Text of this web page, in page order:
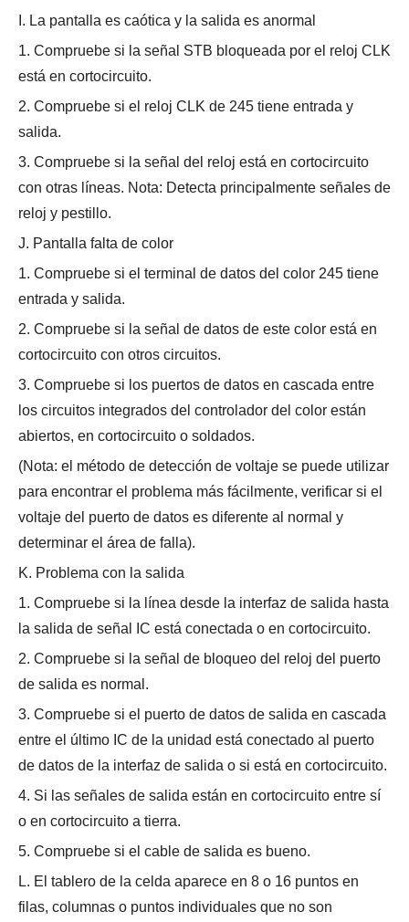
I. La pantalla es caótica y la salida es anormal
1. Compruebe si la señal STB bloqueada por el reloj CLK
está en cortocircuito.
2. Compruebe si el reloj CLK de 245 tiene entrada y
salida.
3. Compruebe si la señal del reloj está en cortocircuito
con otras líneas. Nota: Detecta principalmente señales de
reloj y pestillo.
J. Pantalla falta de color
1. Compruebe si el terminal de datos del color 245 tiene
entrada y salida.
2. Compruebe si la señal de datos de este color está en
cortocircuito con otros circuitos.
3. Compruebe si los puertos de datos en cascada entre
los circuitos integrados del controlador del color están
abiertos, en cortocircuito o soldados.
(Nota: el método de detección de voltaje se puede utilizar
para encontrar el problema más fácilmente, verificar si el
voltaje del puerto de datos es diferente al normal y
determinar el área de falla).
K. Problema con la salida
1. Compruebe si la línea desde la interfaz de salida hasta
la salida de señal IC está conectada o en cortocircuito.
2. Compruebe si la señal de bloqueo del reloj del puerto
de salida es normal.
3. Compruebe si el puerto de datos de salida en cascada
entre el último IC de la unidad está conectado al puerto
de datos de la interfaz de salida o si está en cortocircuito.
4. Si las señales de salida están en cortocircuito entre sí
o en cortocircuito a tierra.
5. Compruebe si el cable de salida es bueno.
L. El tablero de la celda aparece en 8 o 16 puntos en
filas, columnas o puntos individuales que no son